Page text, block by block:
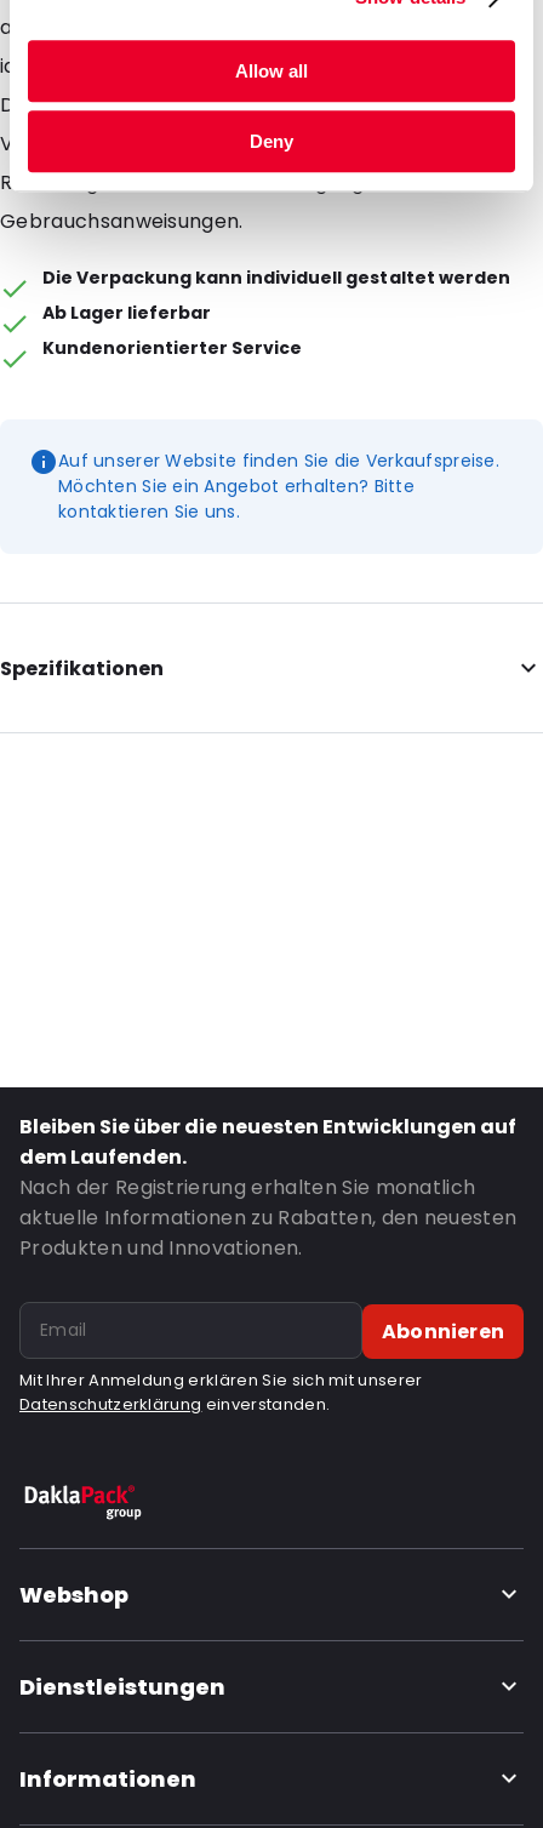
Allow all
Deny
auch durch uns bedrucken lassen. Der DocuBag ist die
ideale Verpackung für Lieferscheine oder ähnliche
Dokumente und bietet optimalen Schutz beim
Versand von Frachtbriefen, Lieferscheinen,
Rechnungen, Garantiebescheinigungen und
Gebrauchsanweisungen.
Die Verpackung kann individuell gestaltet werden
Ab Lager lieferbar
Kundenorientierter Service
Auf unserer Website finden Sie die Verkaufspreise.
Möchten Sie ein Angebot erhalten? Bitte
kontaktieren Sie uns.
Spezifikationen
Internal Length: 114
Bleiben Sie über die neuesten Entwicklungen auf
dem Laufenden.
Nach der Registrierung erhalten Sie monatlich
aktuelle Informationen zu Rabatten, den neuesten
Produkten und Innovationen.
Abonnieren
Mit Ihrer Anmeldung erklären Sie sich mit unserer
Datenschutzerklärung einverstanden.
Webshop
Dienstleistungen
Informationen